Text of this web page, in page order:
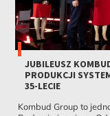
JUBILEUSZ
PRODUKCJI
35-LECIE
Kombud Group to